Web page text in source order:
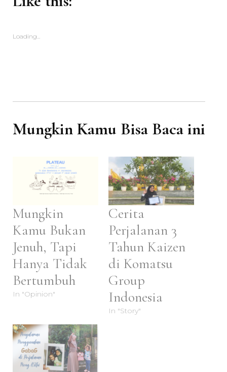
Loading...
Mungkin Kamu Bisa Baca ini
Mungkin
Kamu Bukan
Jenuh, Tapi
Hanya Tidak
Bertumbuh
In "Opinion"
Cerita
Perjalanan 3
Tahun Kaizen
di Komatsu
Group
Indonesia
In "Story"